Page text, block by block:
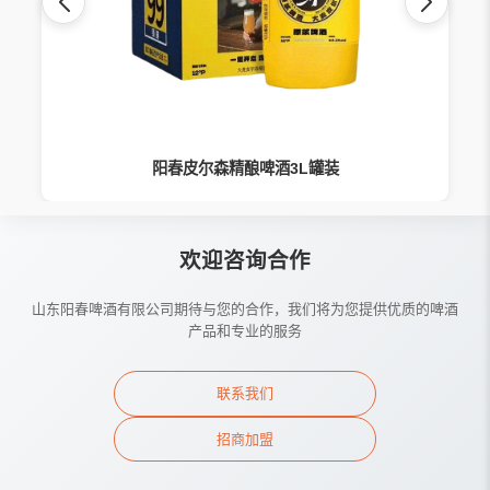
阳春皮尔森精酿啤酒3L罐装
欢迎咨询合作
山东阳春啤酒有限公司期待与您的合作，我们将为您提供优质的啤酒
产品和专业的服务
联系我们
招商加盟